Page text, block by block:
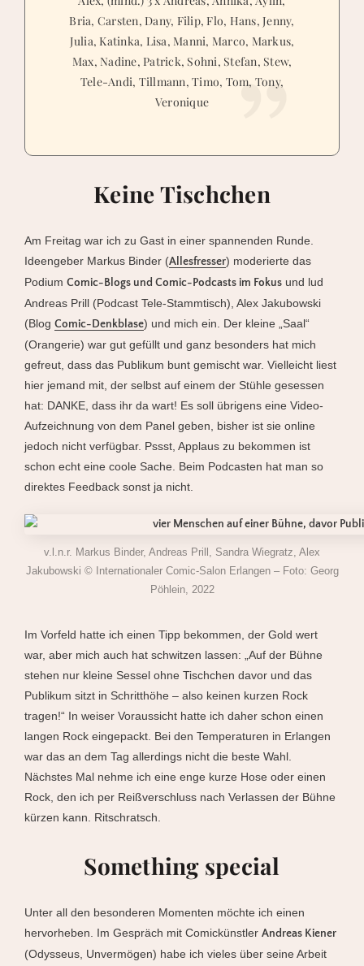
Bria, Carsten, Dany, Filip, Flo, Hans, Jenny,
Julia, Katinka, Lisa, Manni, Marco, Markus,
Max, Nadine, Patrick, Sohni, Stefan, Stew,
Tele-Andi, Tillmann, Timo, Tom, Tony,
Veronique
Keine Tischchen
Am Freitag war ich zu Gast in einer spannenden Runde.
Ideengeber Markus Binder (Allesfresser) moderierte das
Podium Comic-Blogs und Comic-Podcasts im Fokus und lud
Andreas Prill (Podcast Tele-Stammtisch), Alex Jakubowski
(Blog Comic-Denkblase) und mich ein. Der kleine „Saal“
(Orangerie) war gut gefüllt und ganz besonders hat mich
gefreut, dass das Publikum bunt gemischt war. Vielleicht liest
hier jemand mit, der selbst auf einem der Stühle gesessen
hat: DANKE, dass ihr da wart! Es soll übrigens eine Video-
Aufzeichnung von dem Panel geben, bisher ist sie online
jedoch nicht verfügbar. Pssst, Applaus zu bekommen ist
schon echt eine coole Sache. Beim Podcasten hat man so
direktes Feedback sonst ja nicht.
v.l.n.r. Markus Binder, Andreas Prill, Sandra Wiegratz, Alex
Jakubowski © Internationaler Comic-Salon Erlangen – Foto: Georg
Pöhlein, 2022
Im Vorfeld hatte ich einen Tipp bekommen, der Gold wert
war, aber mich auch hat schwitzen lassen: „Auf der Bühne
stehen nur kleine Sessel ohne Tischchen davor und das
Publikum sitzt in Schritthöhe – also keinen kurzen Rock
tragen!“ In weiser Voraussicht hatte ich daher schon einen
langen Rock eingepackt. Bei den Temperaturen in Erlangen
war das an dem Tag allerdings nicht die beste Wahl.
Nächstes Mal nehme ich eine enge kurze Hose oder einen
Rock, den ich per Reißverschluss nach Verlassen der Bühne
kürzen kann. Ritschratsch.
Something special
Unter all den besonderen Momenten möchte ich einen
hervorheben. Im Gespräch mit Comickünstler Andreas Kiener
(Odysseus, Unvermögen) habe ich vieles über seine Arbeit